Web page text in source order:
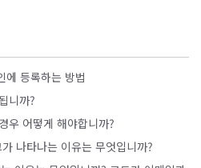
등록하는 방법
니까?
우 어떻게 해야합니까?
나타나는 이유는 무엇입니까?